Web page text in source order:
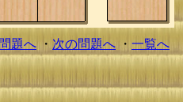
題へ・次の問題へ ・ 一覧へ